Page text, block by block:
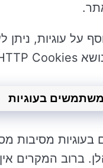
על עוגיות, ניתן
משתמשים בעוגיות
מסיבות
ברוב המקרים